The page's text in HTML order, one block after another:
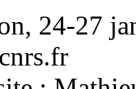
24-27